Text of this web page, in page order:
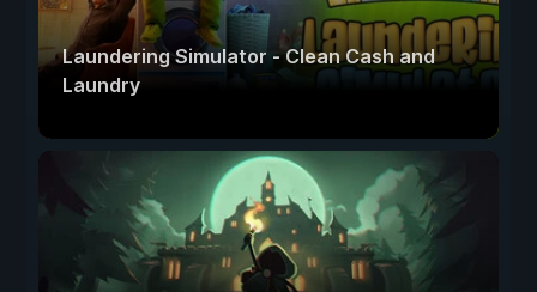
Laundering Simulator - Clean Cash and
Laundry